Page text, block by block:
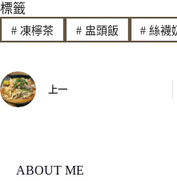
e e
b
y
L
標籤
#凍檸茶 #盅頭飯 # 絲襪
上一
ABOUT ME